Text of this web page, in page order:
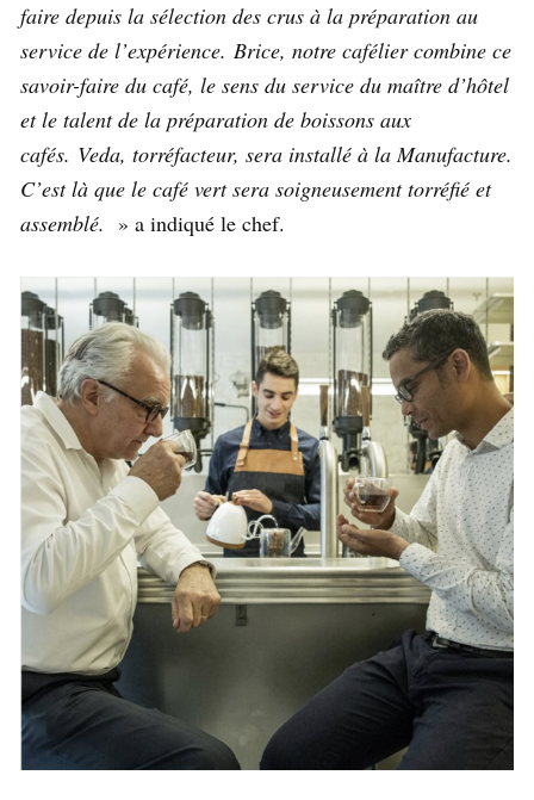
faire depuis la sélection des crus à la préparation au
service de l’expérience. Brice, notre cafélier combine ce
savoir-faire du café, le sens du service du maître d’hôtel
et le talent de la préparation de boissons aux
cafés. Veda, torréfacteur, sera installé à la Manufacture.
C’est là que le café vert sera soigneusement torréfié et
assemblé. » a indiqué le chef.